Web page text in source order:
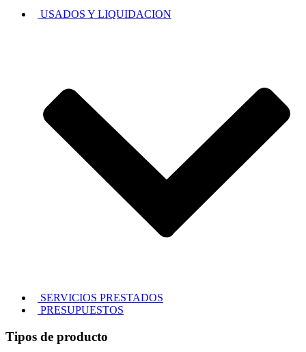
USADOS Y LIQUIDACION
SERVICIOS PRESTADOS
PRESUPUESTOS
Tipos de producto